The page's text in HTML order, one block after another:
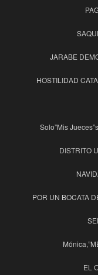
JARABE
HOSTILIDAD
Solo”Mis
DISTRITO
POR UN BOCATA
EL